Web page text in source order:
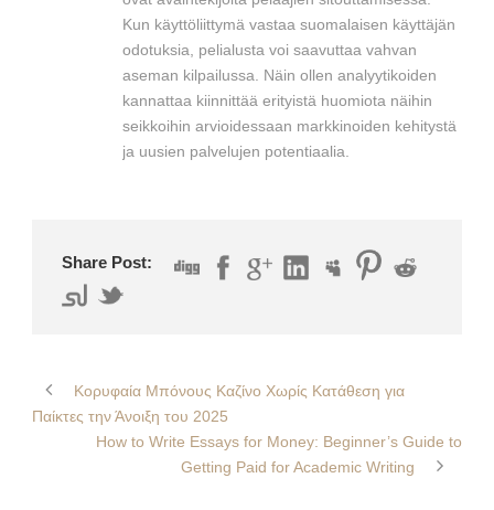
Kun käyttöliittymä vastaa suomalaisen käyttäjän
odotuksia, pelialusta voi saavuttaa vahvan
aseman kilpailussa. Näin ollen analyytikoiden
kannattaa kiinnittää erityistä huomiota näihin
seikkoihin arvioidessaan markkinoiden kehitystä
ja uusien palvelujen potentiaalia.
Share Post:
Κορυφαία Μπόνους Καζίνο Χωρίς Κατάθεση για
Παίκτες την Άνοιξη του 2025
How to Write Essays for Money: Beginner’s Guide to
Getting Paid for Academic Writing